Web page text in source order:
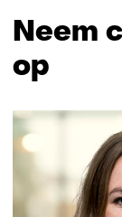
Neem
op